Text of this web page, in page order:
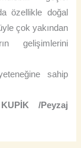
özellikle doğal
çok yakından
gelişimlerini
sahip
/Peyzaj